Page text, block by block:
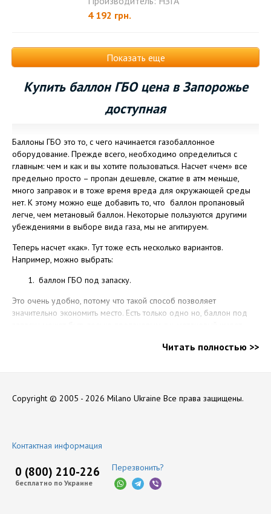
4 192 грн.
Показать еще
Купить баллон ГБО цена в Запорожье
доступная
Баллоны ГБО это то, с чего начинается газобаллонное
оборудование. Прежде всего, необходимо определиться с
главным: чем и как и вы хотите пользоваться. Насчет «чем» все
предельно просто – пропан дешевле, сжатие в атм меньше,
много заправок и в тоже время вреда для окружающей среды
нет. К этому можно еще добавить то, что баллон пропановый
легче, чем метановый баллон. Некоторые пользуются другими
убеждениями в выборе вида газа, мы не агитируем.
Теперь насчет «как». Тут тоже есть несколько вариантов.
Например, можно выбрать:
баллон ГБО под запаску.
Это очень удобно, потому что такой способ позволяет
значительно экономить место. Есть только одно но, баллон под
будет возить в багажнике, или ездить вовсе без нее. В некоторых
Баллоны ГБО в Запорожье купить с доставкой по
Как видите, выбор
достаточно
большой,
вариантов много.
Читать полностью >>
Copyright © 2005 - 2026 Milano Ukraine Все права защищены.
Контактная информация
0 (800) 210-226
бесплатно по Украине
Перезвонить?